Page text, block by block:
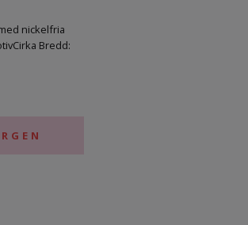
nickelfria
Bredd: